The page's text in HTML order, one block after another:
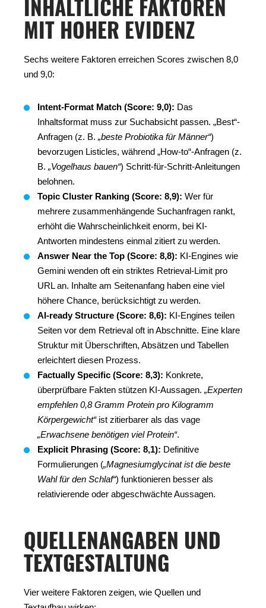
INHALTLICHE FAKTOREN
MIT HOHER EVIDENZ
Sechs weitere Faktoren erreichen Scores zwischen 8,0
und 9,0:
Intent-Format Match (Score: 9,0): Das
Inhaltsformat muss zur Suchabsicht passen. „Best“-
Anfragen (z. B. „beste Probiotika für Männer“)
bevorzugen Listicles, während „How-to“-Anfragen (z.
B. „Vogelhaus bauen“) Schritt-für-Schritt-Anleitungen
belohnen.
Topic Cluster Ranking (Score: 8,9): Wer für
mehrere zusammenhängende Suchanfragen rankt,
erhöht die Wahrscheinlichkeit enorm, bei KI-
Antworten mindestens einmal zitiert zu werden.
Answer Near the Top (Score: 8,8): KI-Engines wie
Gemini wenden oft ein striktes Retrieval-Limit pro
URL an. Inhalte am Seitenanfang haben eine viel
höhere Chance, berücksichtigt zu werden.
AI-ready Structure (Score: 8,6): KI-Engines teilen
Seiten vor dem Retrieval oft in Abschnitte. Eine klare
Struktur mit Überschriften, Absätzen und Tabellen
erleichtert diesen Prozess.
Factually Specific (Score: 8,3): Konkrete,
überprüfbare Fakten stützen KI-Aussagen. „Experten
empfehlen 0,8 Gramm Protein pro Kilogramm
Körpergewicht“ist zitierbarer als das vage
„Erwachsene benötigen viel Protein“.
Explicit Phrasing (Score: 8,1): Definitive
Formulierungen („Magnesiumglycinat ist die beste
Wahl für den Schlaf“) funktionieren besser als
relativierende oder abgeschwächte Aussagen.
QUELLENANGABEN UND
TEXTGESTALTUNG
Vier weitere Faktoren zeigen, wie Quellen und